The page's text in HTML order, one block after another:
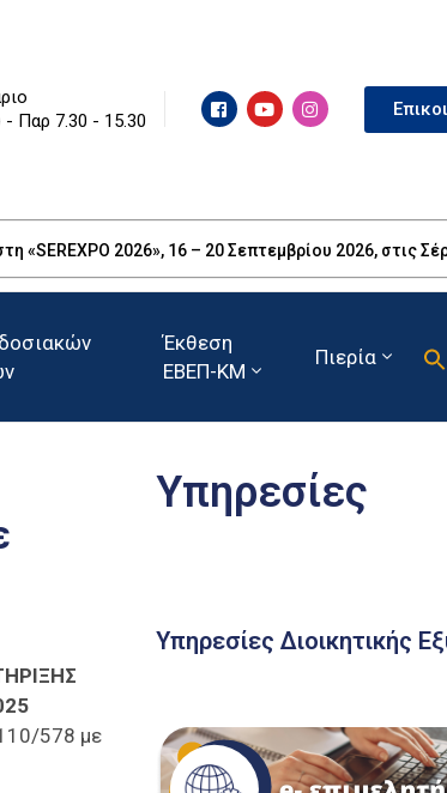
- Παρ 7.30 - 15.30
2026», 16 – 20 Σεπτεμβρίου 2026, στις
Έκθεση
ΕΒΕΠ-ΚΜ
Πιερία
578 με
Υπηρεσίες
Υπηρεσίες Διοικητικής